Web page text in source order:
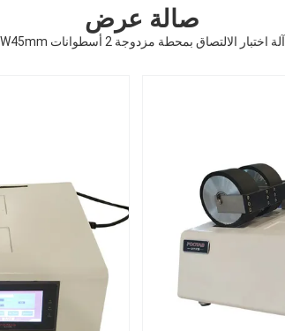
صالة عرض
آلة اختبار الالتصاق بمحطة مزدوجة 2 أسطوانات W45mm